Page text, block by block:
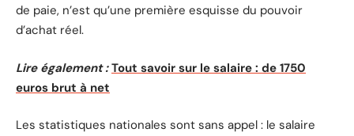
de paie, n’est qu’une première esquisse du pouvoir
d’achat réel.
Lire également : Tout savoir sur le salaire : de 1750
euros brut à net
Les statistiques nationales sont sans appel : le salaire